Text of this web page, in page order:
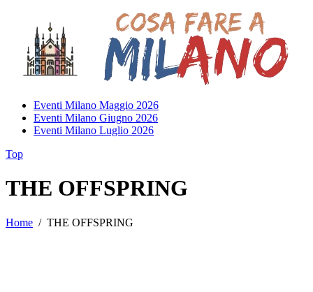
Eventi Milano Maggio 2026
Eventi Milano Giugno 2026
Eventi Milano Luglio 2026
Top
THE OFFSPRING
Home / THE OFFSPRING